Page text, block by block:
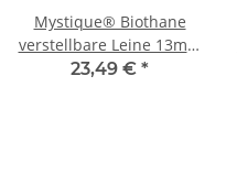
Mystique® Biothane
verstellbare Leine 13mm
schwarz 300cm
23,49 € *